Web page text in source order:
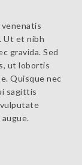
venenatis
Ut et nibh
gravida. Sed
ut lobortis
Quisque nec
sagittis